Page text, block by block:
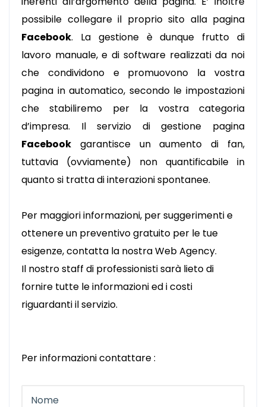
possibile collegare il proprio sito alla pagina
Facebook.
La gestione è dunque frutto di
lavoro manuale, e di software realizzati da noi
che condividono e promuovono la vostra
pagina in automatico, secondo le impostazioni
che stabiliremo per la vostra categoria
d’impresa.
Il servizio di gestione pagina
Facebook garantisce un aumento di fan,
tuttavia (ovviamente) non quantificabile in
quanto si tratta di interazioni spontanee.
Per maggiori informazioni, per suggerimenti e
ottenere un preventivo gratuito per le tue
esigenze, contatta la nostra Web Agency.
Il nostro staff di professionisti sarà lieto di
fornire tutte le informazioni ed i costi
riguardanti il servizio.
Per informazioni contattare :